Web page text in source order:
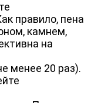
правило, пена
камнем,
на
менее 20 раз).